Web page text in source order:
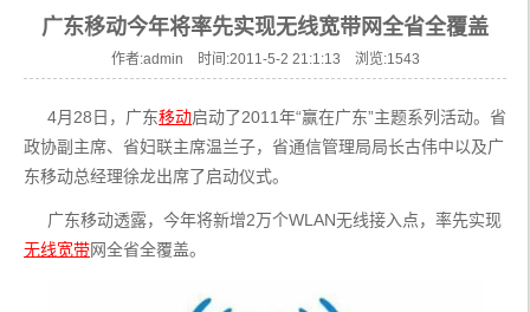
广东移动今年将率先实现无线宽带网全省全覆盖
作者:admin 时间:2011-5-2 21:1:13 浏览:1543
4月28日，广东移动启动了2011年“赢在广东”主题系列活动。省
政协副主席、省妇联主席温兰子，省通信管理局局长古伟中以及广
东移动总经理徐龙出席了启动仪式。
广东移动透露，今年将新增2万个WLAN无线接入点，率先实现
无线宽带网全省全覆盖。